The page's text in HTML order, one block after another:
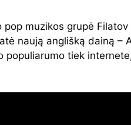
pop muzikos grupė
naują anglišką dainą –
populiarumo tiek